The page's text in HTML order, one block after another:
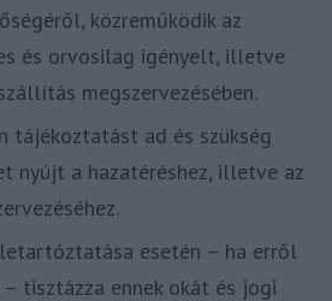
közreműködik az
és orvosilag igényelt, illetve
megszervezésében.
tájékoztatást ad és szükség
nyújt a hazatéréshez, illetve az
esetén – ha erről
tisztázza ennek okát és jogi